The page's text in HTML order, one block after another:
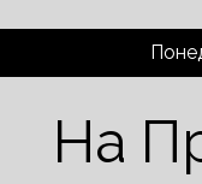
На